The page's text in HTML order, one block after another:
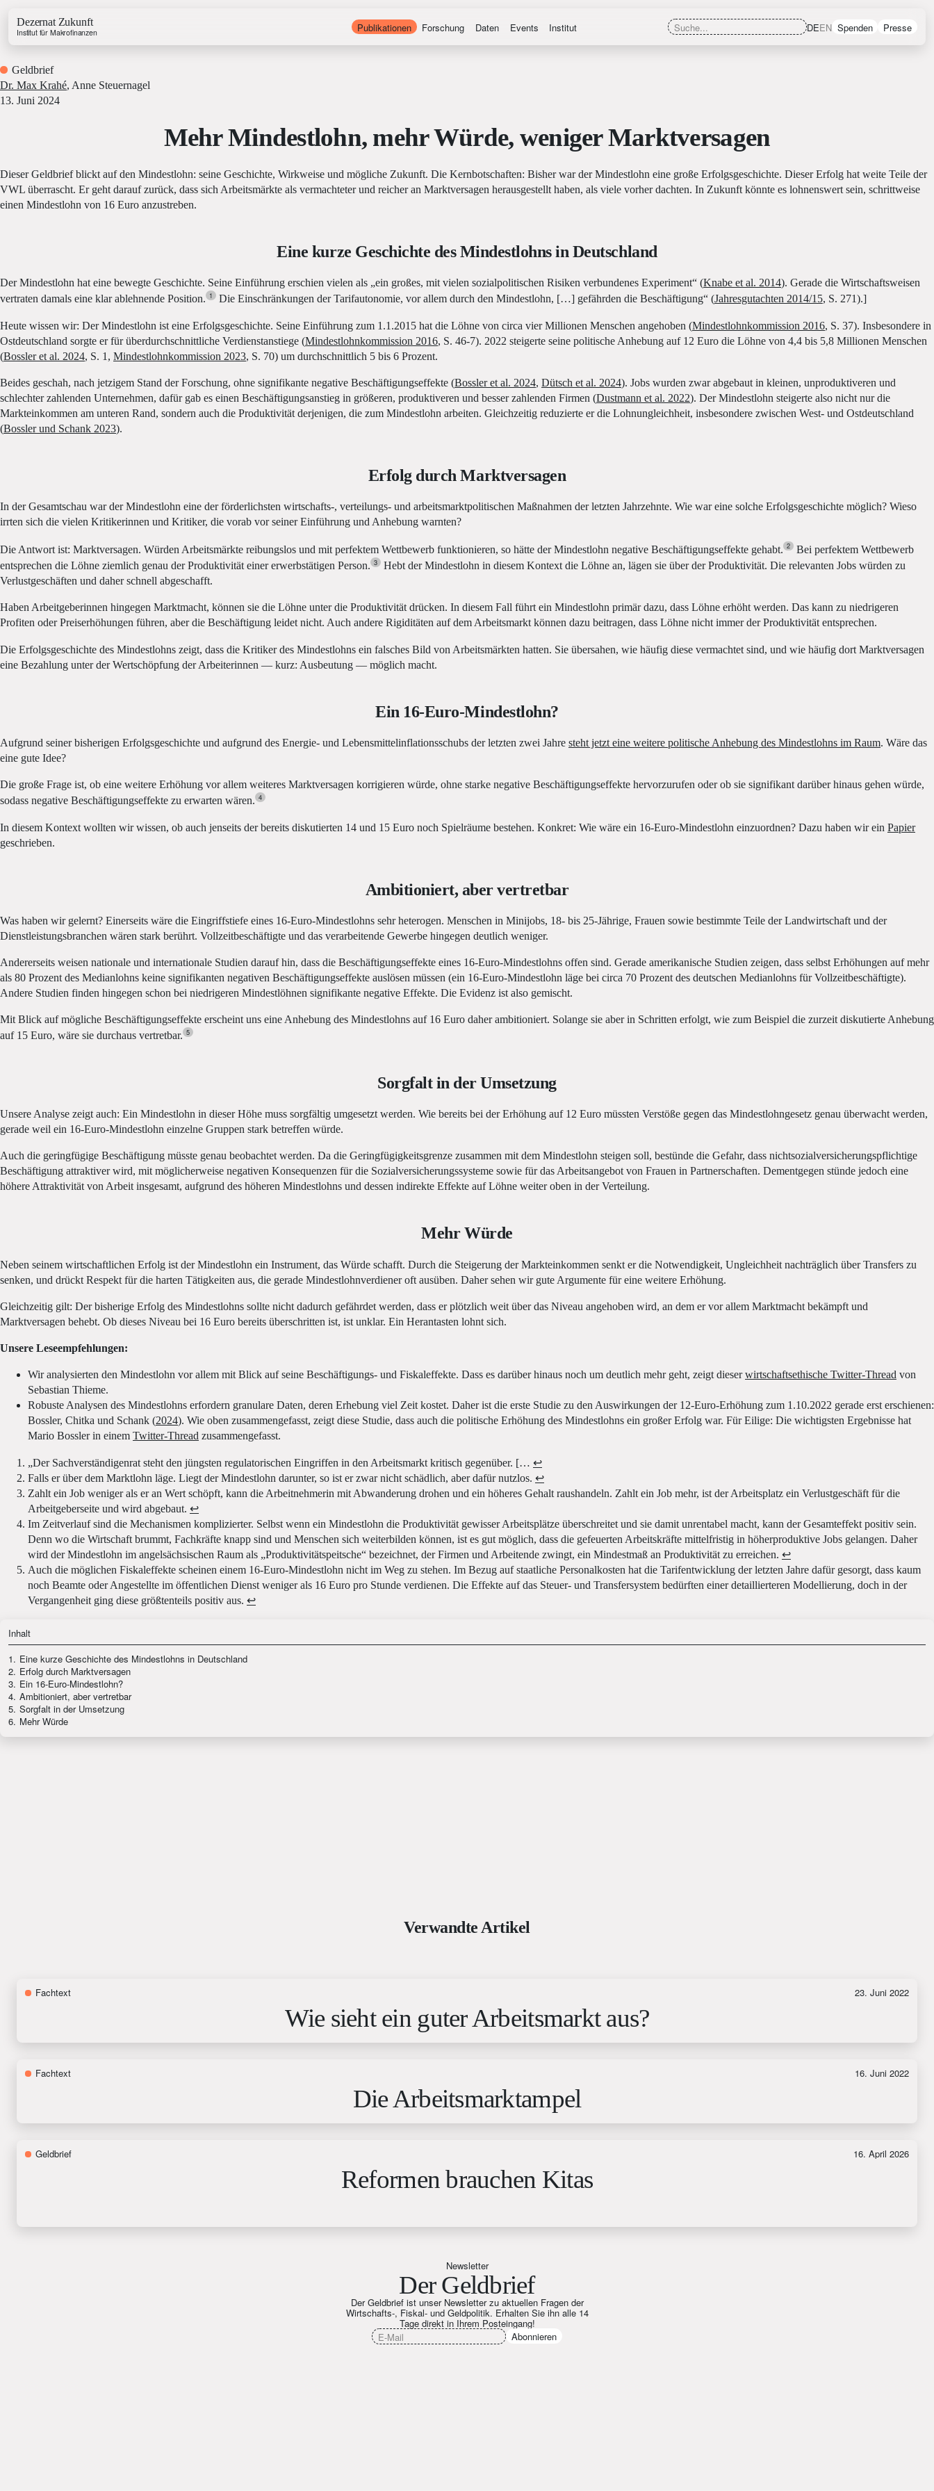
Dezernat Zukunft
Institut für Makrofinanzen Publikationen Forschung Daten Events Institut DEEN Spenden Presse
Growth & Budget Lab
Business Lab
Price Lab
Geldbrief
Dr. Max Krahé, Anne Steuernagel
13. Juni 2024
Mehr Mindestlohn, mehr Würde, weniger Marktversagen
Dieser Geldbrief blickt auf den Mindestlohn: seine Geschichte, Wirkweise und mögliche Zukunft. Die Kernbotschaften: Bisher war der Mindestlohn eine große Erfolgsgeschichte. Dieser Erfolg hat weite Teile der
VWL überrascht. Er geht darauf zurück, dass sich Arbeitsmärkte als vermachteter und reicher an Marktversagen herausgestellt haben, als viele vorher dachten. In Zukunft könnte es lohnenswert sein, schrittweise
einen Mindestlohn von 16 Euro anzustreben.
Eine kurze Geschichte des Mindestlohns in Deutschland
Der Mindestlohn hat eine bewegte Geschichte. Seine Einführung erschien vielen als „ein großes, mit vielen sozialpolitischen Risiken verbundenes Experiment“ (Knabe et al. 2014). Gerade die Wirtschaftsweisen
vertraten damals eine klar ablehnende Position. 1 Die Einschränkungen der Tarifautonomie, vor allem durch den Mindestlohn, […] gefährden die Beschäftigung“ (Jahresgutachten 2014/15, S. 271).]
Heute wissen wir: Der Mindestlohn ist eine Erfolgsgeschichte. Seine Einführung zum 1.1.2015 hat die Löhne von circa vier Millionen Menschen angehoben (Mindestlohnkommission 2016, S. 37). Insbesondere in
Ostdeutschland sorgte er für überdurchschnittliche Verdienstanstiege (Mindestlohnkommission 2016, S. 46-7). 2022 steigerte seine politische Anhebung auf 12 Euro die Löhne von 4,4 bis 5,8 Millionen Menschen
(Bossler et al. 2024, S. 1, Mindestlohnkommission 2023, S. 70) um durchschnittlich 5 bis 6 Prozent.
Beides geschah, nach jetzigem Stand der Forschung, ohne signifikante negative Beschäftigungseffekte (Bossler et al. 2024, Dütsch et al. 2024). Jobs wurden zwar abgebaut in kleinen, unproduktiveren und
schlechter zahlenden Unternehmen, dafür gab es einen Beschäftigungsanstieg in größeren, produktiveren und besser zahlenden Firmen (Dustmann et al. 2022). Der Mindestlohn steigerte also nicht nur die
Markteinkommen am unteren Rand, sondern auch die Produktivität derjenigen, die zum Mindestlohn arbeiten. Gleichzeitig reduzierte er die Lohnungleichheit, insbesondere zwischen West- und Ostdeutschland
(Bossler und Schank 2023).
Erfolg durch Marktversagen
In der Gesamtschau war der Mindestlohn eine der förderlichsten wirtschafts-, verteilungs- und arbeitsmarktpolitischen Maßnahmen der letzten Jahrzehnte. Wie war eine solche Erfolgsgeschichte möglich? Wieso
irrten sich die vielen Kritikerinnen und Kritiker, die vorab vor seiner Einführung und Anhebung warnten?
Die Antwort ist: Marktversagen. Würden Arbeitsmärkte reibungslos und mit perfektem Wettbewerb funktionieren, so hätte der Mindestlohn negative Beschäftigungseffekte gehabt. 2 Bei perfektem Wettbewerb
entsprechen die Löhne ziemlich genau der Produktivität einer erwerbstätigen Person. 3 Hebt der Mindestlohn in diesem Kontext die Löhne an, lägen sie über der Produktivität. Die relevanten Jobs würden zu
Verlustgeschäften und daher schnell abgeschafft.­
Haben Arbeitgeberinnen hingegen Marktmacht, können sie die Löhne unter die Produktivität drücken. In diesem Fall führt ein Mindestlohn primär dazu, dass Löhne erhöht werden. Das kann zu niedrigeren
Profiten oder Preiserhöhungen führen, aber die Beschäftigung leidet nicht. Auch andere Rigiditäten auf dem Arbeitsmarkt können dazu beitragen, dass Löhne nicht immer der Produktivität entsprechen.
Die Erfolgsgeschichte des Mindestlohns zeigt, dass die Kritiker des Mindestlohns ein falsches Bild von Arbeitsmärkten hatten. Sie übersahen, wie häufig diese vermachtet sind, und wie häufig dort Marktversagen
eine Bezahlung unter der Wertschöpfung der Arbeiterinnen — kurz: Ausbeutung — möglich macht.
Ein 16-Euro-Mindestlohn?
Aufgrund seiner bisherigen Erfolgsgeschichte und aufgrund des Energie- und Lebensmittelinflationsschubs der letzten zwei Jahre steht jetzt eine weitere politische Anhebung des Mindestlohns im Raum. Wäre das
eine gute Idee?
Die große Frage ist, ob eine weitere Erhöhung vor allem weiteres Marktversagen korrigieren würde, ohne starke negative Beschäftigungseffekte hervorzurufen oder ob sie signifikant darüber hinaus gehen würde,
sodass negative Beschäftigungseffekte zu erwarten wären. 4
In diesem Kontext wollten wir wissen, ob auch jenseits der bereits diskutierten 14 und 15 Euro noch Spielräume bestehen. Konkret: Wie wäre ein 16-Euro-Mindestlohn einzuordnen? Dazu haben wir ein Papier
geschrieben.
Ambitioniert, aber vertretbar
Was haben wir gelernt? Einerseits wäre die Eingriffstiefe eines 16-Euro-Mindestlohns sehr heterogen. Menschen in Minijobs, 18- bis 25-Jährige, Frauen sowie bestimmte Teile der Landwirtschaft und der
Dienstleistungsbranchen wären stark berührt. Vollzeitbeschäftigte und das verarbeitende Gewerbe hingegen deutlich weniger.
Andererseits weisen nationale und internationale Studien darauf hin, dass die Beschäftigungseffekte eines 16-Euro-Mindestlohns offen sind. Gerade amerikanische Studien zeigen, dass selbst Erhöhungen auf mehr
als 80 Prozent des Medianlohns keine signifikanten negativen Beschäftigungseffekte auslösen müssen (ein 16-Euro-Mindestlohn läge bei circa 70 Prozent des deutschen Medianlohns für Vollzeitbeschäftigte).
Andere Studien finden hingegen schon bei niedrigeren Mindestlöhnen signifikante negative Effekte. Die Evidenz ist also gemischt.
Mit Blick auf mögliche Beschäftigungseffekte erscheint uns eine Anhebung des Mindestlohns auf 16 Euro daher ambitioniert. Solange sie aber in Schritten erfolgt, wie zum Beispiel die zurzeit diskutierte Anhebung
auf 15 Euro, wäre sie durchaus vertretbar. 5
Sorgfalt in der Umsetzung
Unsere Analyse zeigt auch: Ein Mindestlohn in dieser Höhe muss sorgfältig umgesetzt werden. Wie bereits bei der Erhöhung auf 12 Euro müssten Verstöße gegen das Mindestlohngesetz genau überwacht werden,
gerade weil ein 16-Euro-Mindestlohn einzelne Gruppen stark betreffen würde.
Auch die geringfügige Beschäftigung müsste genau beobachtet werden. Da die Geringfügigkeitsgrenze zusammen mit dem Mindestlohn steigen soll, bestünde die Gefahr, dass nichtsozialversicherungspflichtige
Beschäftigung attraktiver wird, mit möglicherweise negativen Konsequenzen für die Sozialversicherungssysteme sowie für das Arbeitsangebot von Frauen in Partnerschaften. Dementgegen stünde jedoch eine
höhere Attraktivität von Arbeit insgesamt, aufgrund des höheren Mindestlohns und dessen indirekte Effekte auf Löhne weiter oben in der Verteilung.
Mehr Würde
Neben seinem wirtschaftlichen Erfolg ist der Mindestlohn ein Instrument, das Würde schafft. Durch die Steigerung der Markteinkommen senkt er die Notwendigkeit, Ungleichheit nachträglich über Transfers zu
senken, und drückt Respekt für die harten Tätigkeiten aus, die gerade Mindestlohnverdiener oft ausüben. Daher sehen wir gute Argumente für eine weitere Erhöhung.
Gleichzeitig gilt: Der bisherige Erfolg des Mindestlohns sollte nicht dadurch gefährdet werden, dass er plötzlich weit über das Niveau angehoben wird, an dem er vor allem Marktmacht bekämpft und
Marktversagen behebt. Ob dieses Niveau bei 16 Euro bereits überschritten ist, ist unklar. Ein Herantasten lohnt sich.
Unsere Leseempfehlungen:
Wir analysierten den Mindestlohn vor allem mit Blick auf seine Beschäftigungs- und Fiskaleffekte. Dass es darüber hinaus noch um deutlich mehr geht, zeigt dieserwirtschaftsethische Twitter-Thread von
Sebastian Thieme.
Robuste Analysen des Mindestlohns erfordern granulare Daten, deren Erhebung viel Zeit kostet. Daher ist die erste Studie zu den Auswirkungen der 12-Euro-Erhöhung zum 1.10.2022 gerade erst erschienen:
Bossler, Chitka und Schank (2024). Wie oben zusammengefasst, zeigt diese Studie, dass auch die politische Erhöhung des Mindestlohns ein großer Erfolg war. Für Eilige: Die wichtigsten Ergebnisse hat
Mario Bossler in einem Twitter-Thread zusammengefasst.
„Der Sachverständigenrat steht den jüngsten regulatorischen Eingriffen in den Arbeitsmarkt kritisch gegenüber. [… ↩
Falls er über dem Marktlohn läge. Liegt der Mindestlohn darunter, so ist er zwar nicht schädlich, aber dafür nutzlos. ↩
Zahlt ein Job weniger als er an Wert schöpft, kann die Arbeitnehmerin mit Abwanderung drohen und ein höheres Gehalt raushandeln. Zahlt ein Job mehr, ist der Arbeitsplatz ein Verlustgeschäft für die
Arbeitgeberseite und wird abgebaut. ↩
Im Zeitverlauf sind die Mechanismen komplizierter. Selbst wenn ein Mindestlohn die Produktivität gewisser Arbeitsplätze überschreitet und sie damit unrentabel macht, kann der Gesamteffekt positiv sein.
Denn wo die Wirtschaft brummt, Fachkräfte knapp sind und Menschen sich weiterbilden können, ist es gut möglich, dass die gefeuerten Arbeitskräfte mittelfristig in höherproduktive Jobs gelangen. Daher
wird der Mindestlohn im angelsächsischen Raum als „Produktivitätspeitsche“ bezeichnet, der Firmen und Arbeitende zwingt, ein Mindestmaß an Produktivität zu erreichen. ↩
Auch die möglichen Fiskaleffekte scheinen einem 16-Euro-Mindestlohn nicht im Weg zu stehen. Im Bezug auf staatliche Personalkosten hat die Tarifentwicklung der letzten Jahre dafür gesorgt, dass kaum
noch Beamte oder Angestellte im öffentlichen Dienst weniger als 16 Euro pro Stunde verdienen. Die Effekte auf das Steuer- und Transfersystem bedürften einer detaillierteren Modellierung, doch in der
Vergangenheit ging diese größtenteils positiv aus. ↩
Inhalt
1. Eine kurze Geschichte des Mindestlohns in Deutschland
2. Erfolg durch Marktversagen
3. Ein 16-Euro-Mindestlohn?
4. Ambitioniert, aber vertretbar
5. Sorgfalt in der Umsetzung
6. Mehr Würde
Verwandte Artikel
Fachtext 23. Juni 2022
Wie sieht ein guter Arbeitsmarkt aus?
Fachtext 16. Juni 2022
Die Arbeitsmarktampel
Geldbrief 16. April 2026
Reformen brauchen Kitas
Newsletter
Der Geldbrief
Der Geldbrief ist unser Newsletter zu aktuellen Fragen der
Wirtschafts-, Fiskal- und Geldpolitik. Erhalten Sie ihn alle 14
Tage direkt in Ihrem Posteingang!